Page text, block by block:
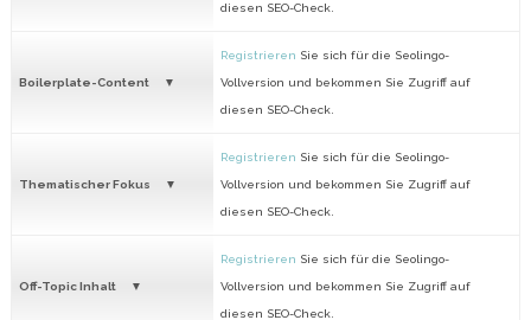
diesen SEO-Check.
Boilerplate-Content
Registrieren Sie sich für die Seolingo-
Vollversion und bekommen Sie Zugriff auf
diesen SEO-Check.
Thematischer Fokus
Registrieren Sie sich für die Seolingo-
Vollversion und bekommen Sie Zugriff auf
diesen SEO-Check.
Off-Topic Inhalt
Registrieren Sie sich für die Seolingo-
Vollversion und bekommen Sie Zugriff auf
diesen SEO-Check.